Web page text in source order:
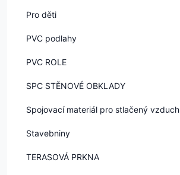
Pro děti
PVC podlahy
PVC ROLE
SPC STĚNOVÉ OBKLADY
Spojovací materiál pro stlačený vzduch
Stavebniny
TERASOVÁ PRKNA